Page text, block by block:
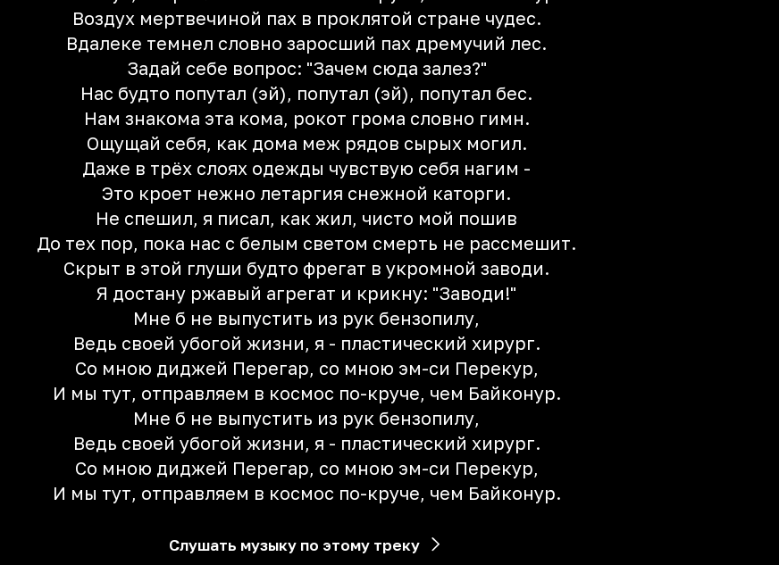
Воздух мертвечиной пах в проклятой стране чудес.
Вдалеке темнел словно заросший пах дремучий лес.
Задай себе вопрос: "Зачем сюда залез?"
Нас будто попутал (эй), попутал (эй), попутал бес.
Нам знакома эта кома, рокот грома словно гимн.
Ощущай себя, как дома меж рядов сырых могил.
Даже в трёх слоях одежды чувствую себя нагим -
Это кроет нежно летаргия снежной каторги.
Не спешил, я писал, как жил, чисто мой пошив
До тех пор, пока нас с белым светом смерть не рассмешит.
Скрыт в этой глуши будто фрегат в укромной заводи.
Я достану ржавый агрегат и крикну: "Заводи!"
Мне б не выпустить из рук бензопилу,
Ведь своей убогой жизни, я - пластический хирург.
Со мною диджей Перегар, со мною эм-си Перекур,
И мы тут, отправляем в космос по-круче, чем Байконур.
Мне б не выпустить из рук бензопилу,
Ведь своей убогой жизни, я - пластический хирург.
Со мною диджей Перегар, со мною эм-си Перекур,
И мы тут, отправляем в космос по-круче, чем Байконур.
Слушать музыку по этому треку